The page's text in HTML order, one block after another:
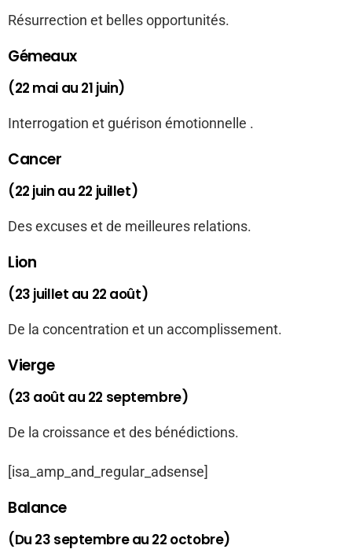
Résurrection et belles opportunités.
Gémeaux
(22 mai au 21 juin)
Interrogation et guérison émotionnelle .
Cancer
(22 juin au 22 juillet)
Des excuses et de meilleures relations.
Lion
(23 juillet au 22 août)
De la concentration et un accomplissement.
Vierge
(23 août au 22 septembre)
De la croissance et des bénédictions.
[isa_amp_and_regular_adsense]
Balance
(Du 23 septembre au 22 octobre)